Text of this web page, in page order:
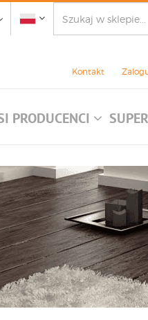
Kontakt
PRODUCENCI